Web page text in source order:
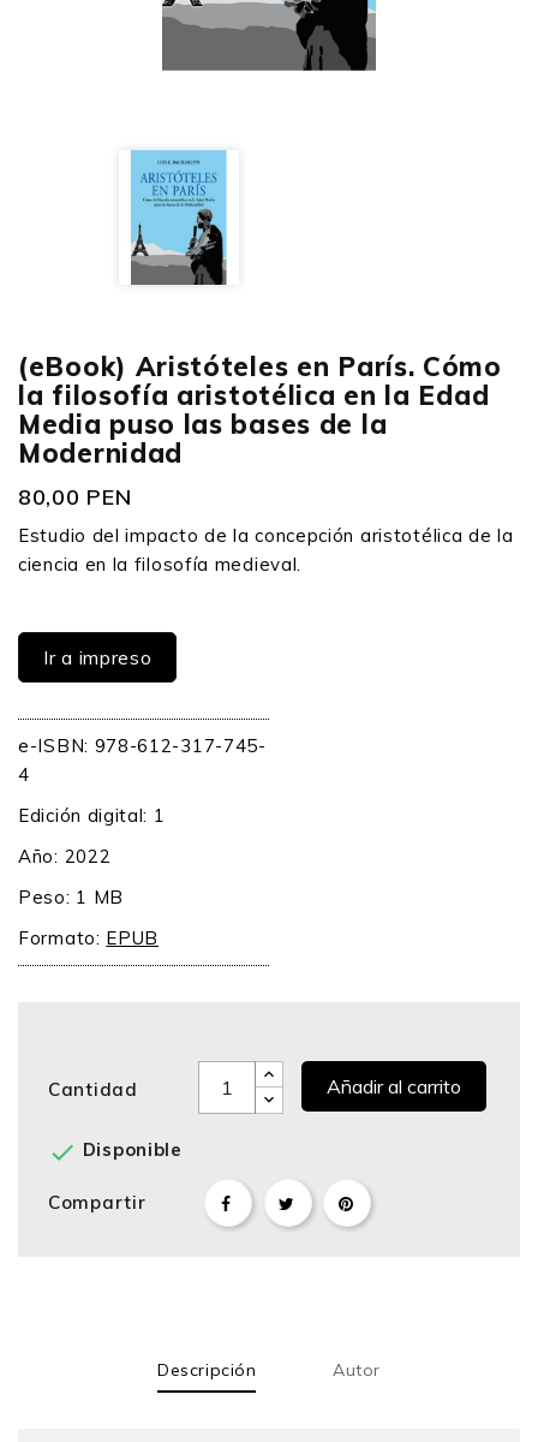
(eBook) Aristóteles en París. Cómo
la filosofía aristotélica en la Edad
Media puso las bases de la
Modernidad
80,00 PEN
Estudio del impacto de la concepción aristotélica de la
ciencia en la filosofía medieval.
Ir a impreso
e-ISBN: 978-612-317-745-
4
Edición digital: 1
Año: 2022
Peso: 1 MB
Formato: EPUB
Cantidad Añadir al carrito
 Disponible
Compartir
Descripción Autor